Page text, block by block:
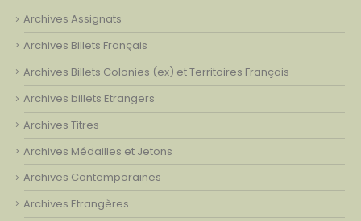
Archives Assignats
Archives Billets Français
Archives Billets Colonies (ex) et Territoires Français
Archives billets Etrangers
Archives Titres
Archives Médailles et Jetons
Archives Contemporaines
Archives Etrangères